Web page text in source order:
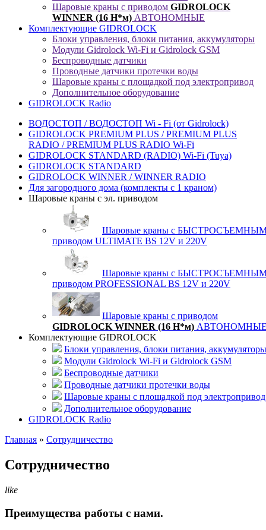
Шаровые краны с приводом GIDROLOCK
WINNER (16 Н*м) АВТОНОМНЫЕ
Комплектующие GIDROLOCK
Блоки управления, блоки питания, аккумуляторы
Модули Gidrolock Wi-Fi и Gidrolock GSM
Беспроводные датчики
Проводные датчики протечки воды
Шаровые краны с площадкой под электропривод
Дополнительное оборудование
GIDROLOCK Radio
ВОДОСТОП / ВОДОСТОП Wi - Fi (от Gidrolock)
GIDROLOCK PREMIUM PLUS / PREMIUM PLUS
RADIO / PREMIUM PLUS RADIO Wi-Fi
GIDROLOCK STANDARD (RADIO) Wi-Fi (Tuya)
GIDROLOCK STANDARD
GIDROLOCK WINNER / WINNER RADIO
Для загородного дома (комплекты с 1 краном)
Шаровые краны с эл. приводом
Шаровые краны с
приводом ULTIMATE BS 12V и 220V
Шаровые краны с
приводом PROFESSIONAL BS 12V и 220V
Шаровые краны с приводом
GIDROLOCK WINNER (16 Н*м)
Комплектующие GIDROLOCK
Блоки управления, блоки питания, аккумуляторы
Модули Gidrolock Wi-Fi и Gidrolock GSM
Беспроводные датчики
Проводные датчики протечки воды
Шаровые краны с площадкой под электропривод
Дополнительное оборудование
GIDROLOCK Radio
Главная » Сотрудничество
Сотрудничество
like
Преимущества работы с нами.